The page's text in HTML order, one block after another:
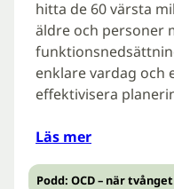
hitta de 60 värsta
äldre och personer
enklare vardag och
effektivisera
Läs mer
Podd: OCD – när